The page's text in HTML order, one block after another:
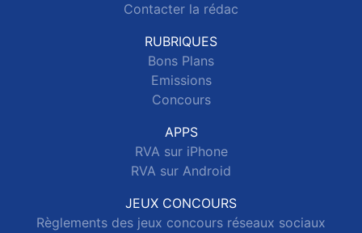
Contacter la rédac
RUBRIQUES
Bons Plans
Emissions
Concours
APPS
RVA sur iPhone
RVA sur Android
JEUX CONCOURS
Règlements des jeux concours réseaux sociaux